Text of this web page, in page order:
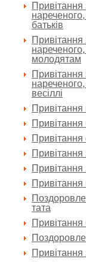
Привітання
нареченого,
батьків
Привітання
нареченого,
молодятам
Привітання
весіллі
Привітання
Привітання
Привітання
Привітання
Привітання
Привітання
тата
Привітання
Привітання